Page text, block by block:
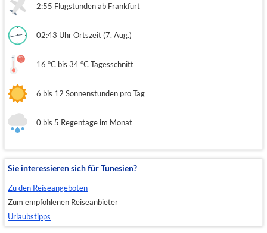
2:55 Flugstunden ab Frankfurt
02:43 Uhr Ortszeit (7. Aug.)
16 °C bis 34 °C Tagesschnitt
6 bis 12 Sonnenstunden pro Tag
0 bis 5 Regentage im Monat
Sie interessieren sich für Tunesien?
Zu den Reiseangeboten
Zum empfohlenen Reiseanbieter
Urlaubstipps